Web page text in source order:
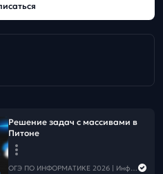
Решение задач с массивами в
Питоне
ОГЭ ПО ИНФОРМАТИКЕ 2026 | Информатика с Мане